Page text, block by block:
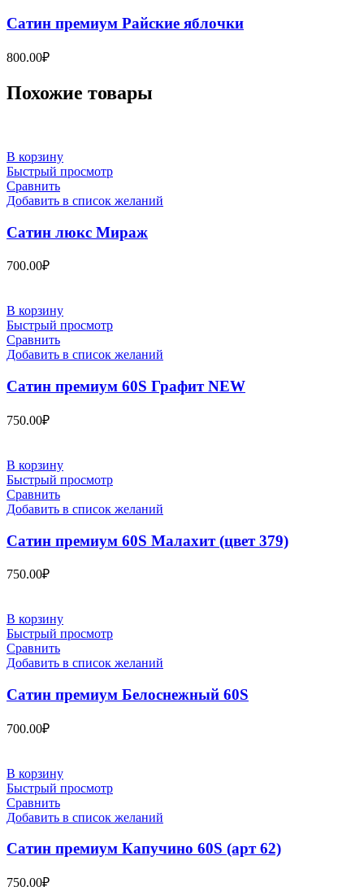
Сатин премиум Райские яблочки
800.00₽
Похожие товары
В корзину
Быстрый просмотр
Сравнить
Добавить в список желаний
Сатин люкс Мираж
700.00₽
В корзину
Быстрый просмотр
Сравнить
Добавить в список желаний
Сатин премиум 60S Графит NEW
750.00₽
В корзину
Быстрый просмотр
Сравнить
Добавить в список желаний
Сатин премиум 60S Малахит (цвет 379)
750.00₽
В корзину
Быстрый просмотр
Сравнить
Добавить в список желаний
Сатин премиум Белоснежный 60S
700.00₽
В корзину
Быстрый просмотр
Сравнить
Добавить в список желаний
Сатин премиум Капучино 60S (арт 62)
750.00₽